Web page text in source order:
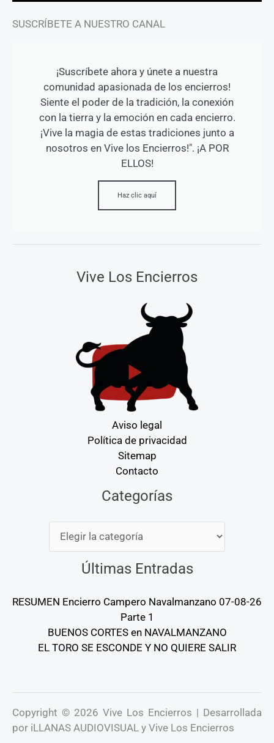
SUSCRÍBETE A NUESTRO CANAL
¡Suscríbete ahora y únete a nuestra
comunidad apasionada de los encierros!
Siente el poder de la tradición, la conexión
con la tierra y la emoción en cada encierro.
¡Vive la magia de estas tradiciones junto a
nosotros en Vive los Encierros!". ¡A POR
ELLOS!
Haz clic aquí
Vive Los Encierros
Aviso legal
Política de privacidad
Sitemap
Contacto
Categorías
Últimas Entradas
RESUMEN Encierro Campero Navalmanzano 07-08-26
Parte 1
BUENOS CORTES en NAVALMANZANO
EL TORO SE ESCONDE Y NO QUIERE SALIR
Copyright © 2026 Vive Los Encierros | Desarrollada
por iLLANAS AUDIOVISUAL y Vive Los Encierros